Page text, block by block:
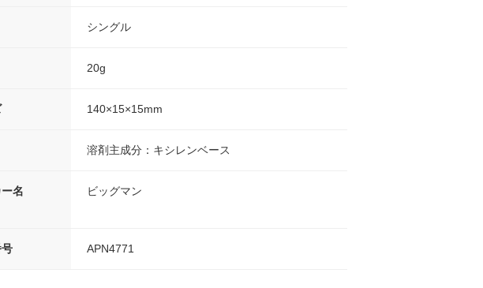
シングル
20g
140×15×15mm
溶剤主成分：キシレンベース
名 ビッグマン
APN4771